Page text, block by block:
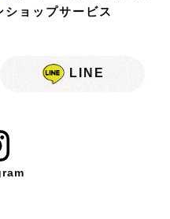
ョップサービス
LINE